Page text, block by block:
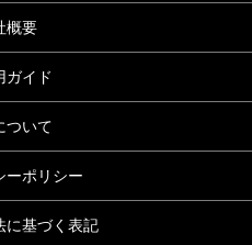
概要
ガイド
ついて
ーポリシー
に基づく表記